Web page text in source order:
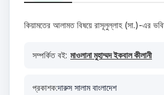
কিয়ামতের আলামত বিষয়ে রাসূলুল্লাহ (সা.)-এর
সম্পর্কিত বই: মাওলানা মুহাম্মদ ইকবাল কীলানী
প্রকাশক:দারুস সালাম বাংলাদেশ